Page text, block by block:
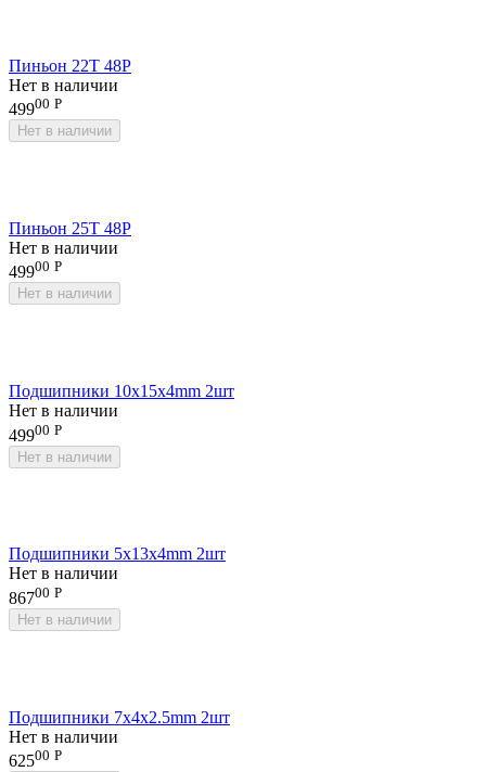
Пиньон 22T 48P
Нет в наличии
49900 Р
Нет в наличии
Пиньон 25T 48P
Нет в наличии
49900 Р
Нет в наличии
Подшипники 10x15x4mm 2шт
Нет в наличии
49900 Р
Нет в наличии
Подшипники 5x13x4mm 2шт
Нет в наличии
86700 Р
Нет в наличии
Подшипники 7x4x2.5mm 2шт
Нет в наличии
62500 Р